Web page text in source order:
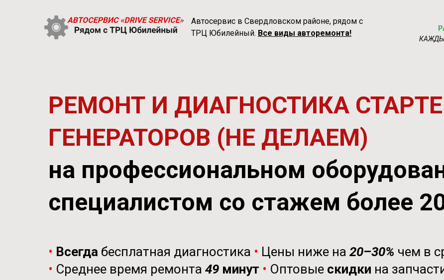
Автосервис в Свердловском районе, рядом с
ТРЦ Юбилейный. Все виды авторемонта!
РЕМОНТ И ДИАГНОСТИКА
ГЕНЕРАТОРОВ (НЕ ДЕЛАЕМ)
на профессиональном
специалистом со стажем более
• Всегда бесплатная диагностика • Цены ниже на 20–30% чем в
• Среднее время ремонта 49 минут • Оптовые скидки на